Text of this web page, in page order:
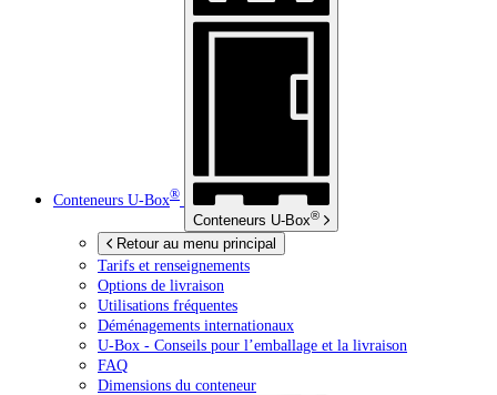
Conteneurs U-Box®
Conteneurs U-Box®
Retour au menu principal
Tarifs et renseignements
Options de livraison
Utilisations fréquentes
Déménagements internationaux
U-Box - Conseils pour l’emballage et la livraison
FAQ
Dimensions du conteneur